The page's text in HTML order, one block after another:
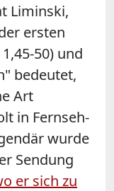
Liminski,
ersten
50) und
bedeutet,
Art
in Fernseh-
wurde
Sendung
er sich zu